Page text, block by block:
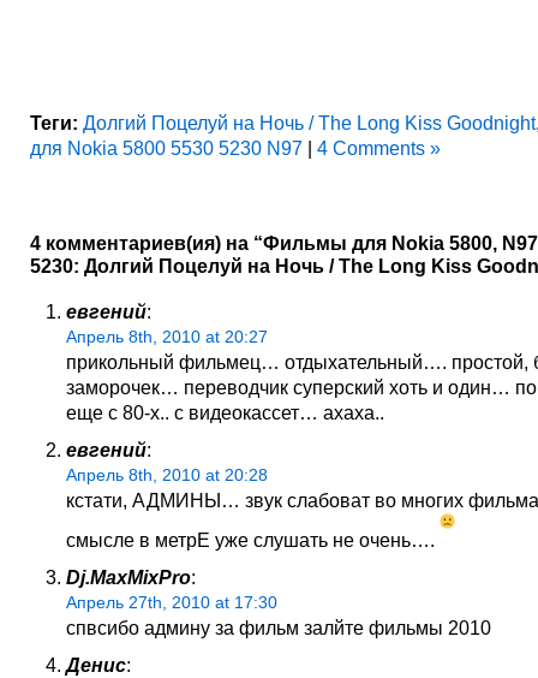
Теги: Долгий Поцелуй на Ночь / The Long Kiss Goodnight
для Nokia 5800 5530 5230 N97 | 4 Comments »
4 комментариев(ия) на “Фильмы для Nokia 5800,
5230: Долгий Поцелуй на Ночь / The Long Kiss
евгений:
Апрель 8th, 2010 at 20:27
прикольный фильмец… отдыхательный…. простой,
заморочек… переводчик суперский хоть и один…
еще с 80-х.. с видеокассет… ахаха..
евгений:
Апрель 8th, 2010 at 20:28
кстати, АДМИНЫ… звук слабоват во многих
смысле в метрЕ уже слушать не очень….
Dj.MaxMixPro:
Апрель 27th, 2010 at 17:30
спвсибо админу за фильм залйте фильмы 2010
Денис: